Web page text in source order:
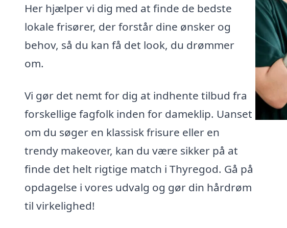
Her hjælper vi dig med at finde de bedste
lokale frisører, der forstår dine ønsker og
behov, så du kan få det look, du drømmer
om.
Vi gør det nemt for dig at indhente tilbud fra
forskellige fagfolk inden for dameklip. Uanset
om du søger en klassisk frisure eller en
trendy makeover, kan du være sikker på at
finde det helt rigtige match i Thyregod. Gå på
opdagelse i vores udvalg og gør din hårdrøm
til virkelighed!